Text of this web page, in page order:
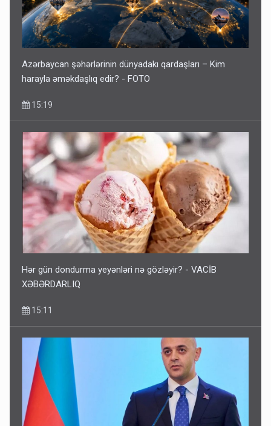
Azərbaycan şəhərlərinin dünyadakı qardaşları – Kim
harayla əməkdaşlıq edir? - FOTO
15:19
Hər gün dondurma yeyənləri nə gözləyir? - VACİB
XƏBƏRDARLIQ
15:11